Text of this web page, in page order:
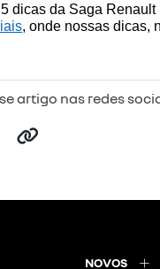
dicas da Saga
, onde nossas dicas,
artigo nas redes
NOVOS